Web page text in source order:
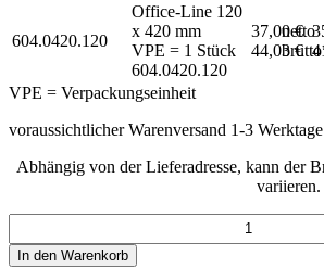
604.0420.120
Office-Line 120
x 420 mm
VPE = 1 Stück
604.0420.120
37,00 €
netto
44,03 €
VPE = Verpackungseinheit
voraussichtlicher Warenversand 1-3 Werktage
Abhängig von der Lieferadresse, kann der
variieren.
In den Warenkorb